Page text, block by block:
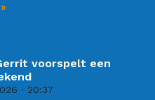
voorspelt een
20:37